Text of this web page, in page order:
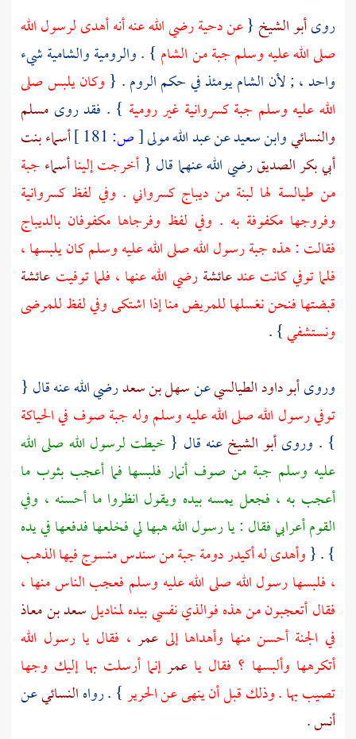
روىأبو الشيخ {عندحيةرضي الله عنه أنه أهدى لرسول الله
صلى الله عليه وسلم جبة منالشام } . والرومية والشامية شيء
واحد ، ; لأن الشاميومئذ في حكمالروم. { وكان يلبس صلى
الله عليه وسلم جبة كسروانية غير رومية } . فقد روى مسلم
والنسائيوابن سعيدعنعبد اللهمولى[ص:
أسماء بنت
أبي بكر الصديقرضي الله عنهما قال { أخرجت إليناأسماء جبة
من طيالسة لها لبنة من ديباج كسرواني . وفي لفظ كسروانية
وفروجها مكفوفة به . وفي لفظ وفرجاها مكفوفان بالديباج
فقالت : هذه جبة رسول الله صلى الله عليه وسلم كان يلبسها ،
فلما توفي كانت عندعائشةرضي الله عنها ، فلما توفيت عائشة
قبضتها فنحن نغسلها للمريض منا إذا اشتكى وفي لفظ للمرضى
ونستشفي} .
وروىأبو داود الطيالسيعنسهل بن سعدرضي الله عنه قال {
توفي رسول الله صلى الله عليه وسلم وله جبة صوف في الحياكة
} . وروىأبو الشيخعنه قال { خيطت لرسول الله صلى الله
عليه وسلم جبة من صوف أنمار فلبسها فما أعجب بثوب ما
أعجب به ، فجعل يمسه بيده ويقول انظروا ما أحسنه ، وفي
القوم أعرابي فقال : يا رسول الله هبها لي فخلعها فدفعها في يده
} . {وأهدى لهأكيدردومة جبة من سندس منسوج فيها الذهب
، فلبسها رسول الله صلى الله عليه وسلم فعجب الناس منها ،
فقال أتعجبون من هذه فوالذي نفسي بيده لمناديلسعد بن معاذ
في الجنة أحسن منها وأهداها إلى عمر ، فقال يا رسول الله
أتكرهها وألبسها ؟ فقال يا عمرإنما أرسلت بها إليك وجها
تصيب بها . وذلك قبل أن ينهى عن الحرير} . رواهالنسائيعن
أنس.